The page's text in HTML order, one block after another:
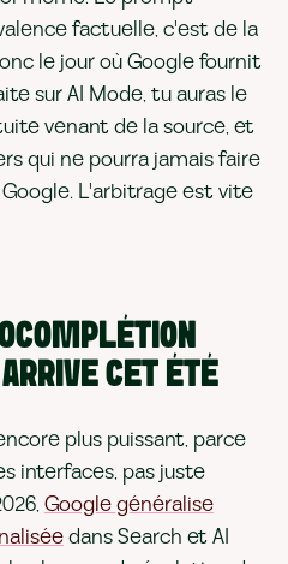
factuelle, c'est de la
le jour où Google fournit
sur AI Mode, tu auras le
venant de la source, et
qui ne pourra jamais faire
L'arbitrage est vite
CET ÉTÉ
plus puissant, parce
interfaces, pas juste
Google généralise
dans Search et AI